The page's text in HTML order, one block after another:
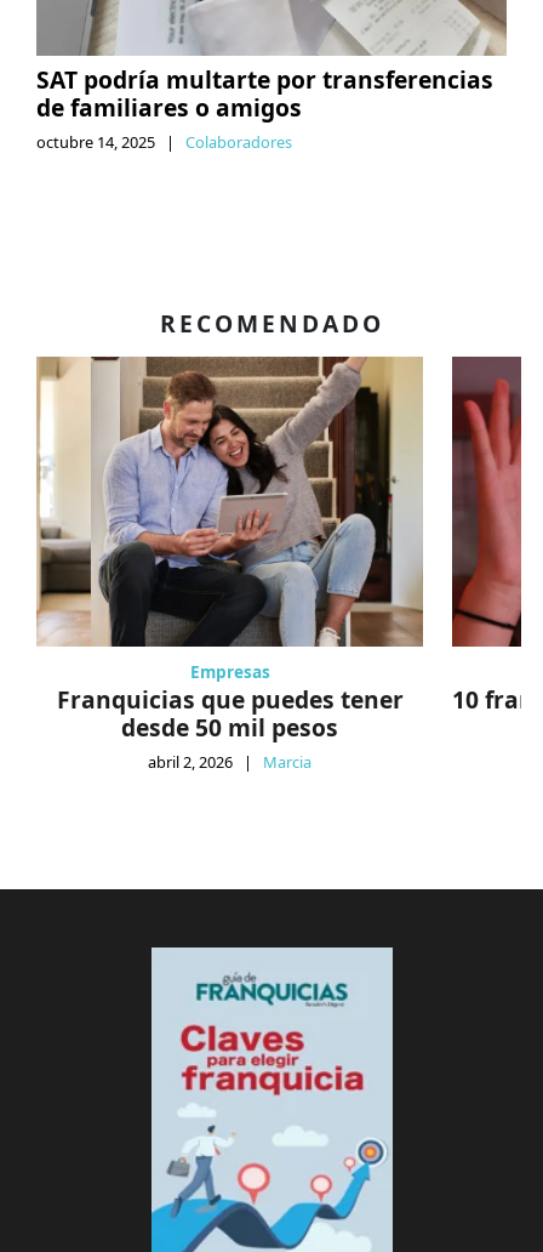
SAT podría multarte por transferencias
de familiares o amigos
octubre 14, 2025 | Colaboradores
RECOMENDADO
Empresas
Franquicias que puedes tener
desde 50 mil pesos
abril 2, 2026 | Marcia
10